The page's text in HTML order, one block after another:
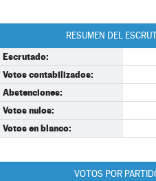
RESUMEN DEL
Escrutado:
Votos contabilizados:
Abstenciones:
Votos nulos:
Votos en blanco:
VOTOS POR